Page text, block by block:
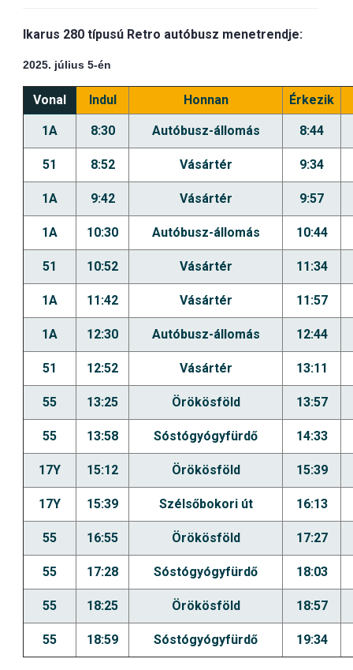
Ikarus 280 típusú Retro autóbusz menetrendje:
2025. július 5-én
Vonal Indul Honnan Érkezik
1A 8:30 Autóbusz-állomás 8:44
51 8:52 Vásártér 9:34
1A 9:42 Vásártér 9:57
1A 10:30 Autóbusz-állomás 10:44
51 10:52 Vásártér 11:34
1A 11:42 Vásártér 11:57
1A 12:30 Autóbusz-állomás 12:44
51 12:52 Vásártér 13:11
55 13:25 Örökösföld 13:57
55 13:58 Sóstógyógyfürdő 14:33
17Y 15:12 Örökösföld 15:39
17Y 15:39 Szélsőbokori út 16:13
55 16:55 Örökösföld 17:27
55 17:28 Sóstógyógyfürdő 18:03
55 18:25 Örökösföld 18:57
55 18:59 Sóstógyógyfürdő 19:34